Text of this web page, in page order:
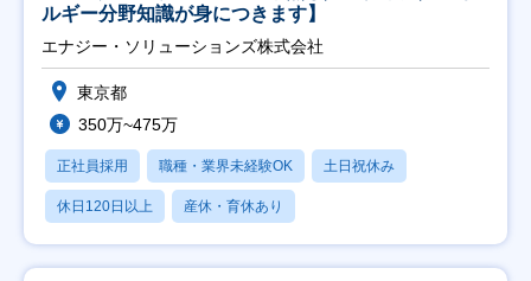
ルギー分野知識が身につきます】
エナジー・ソリューションズ株式会社
東京都
350万~475万
正社員採用 職種・業界未経験OK 土日祝休み
休日120日以上 産休・育休あり